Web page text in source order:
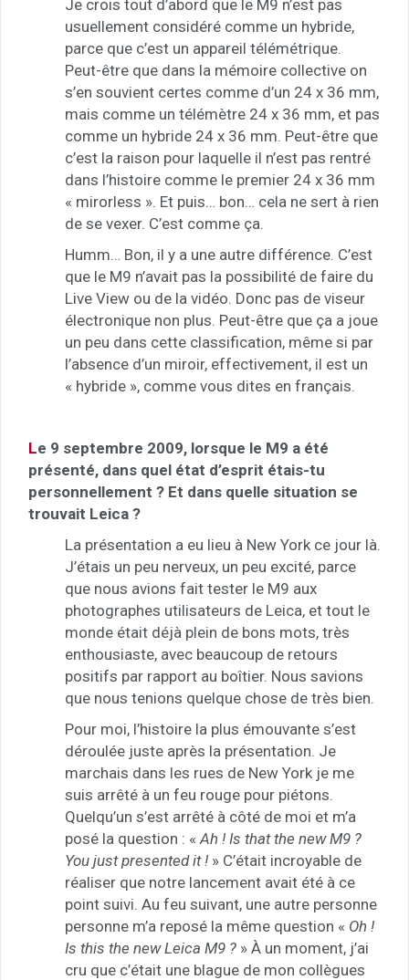
Je crois tout d’abord que le M9 n’est pas
usuellement considéré comme un hybride,
parce que c’est un appareil télémétrique.
Peut-être que dans la mémoire collective on
s’en souvient certes comme d’un 24 x 36 mm,
mais comme un télémètre 24 x 36 mm, et pas
comme un hybride 24 x 36 mm. Peut-être que
c’est la raison pour laquelle il n’est pas rentré
dans l’histoire comme le premier 24 x 36 mm
« mirorless ». Et puis… bon… cela ne sert à rien
de se vexer. C’est comme ça.
Humm… Bon, il y a une autre différence. C’est
que le M9 n’avait pas la possibilité de faire du
Live View ou de la vidéo. Donc pas de viseur
électronique non plus. Peut-être que ça a joue
un peu dans cette classification, même si par
l’absence d’un miroir, effectivement, il est un
« hybride », comme vous dites en français.
Le 9 septembre 2009, lorsque le M9 a été
présenté, dans quel état d’esprit étais-tu
personnellement ? Et dans quelle situation se
trouvait Leica ?
La présentation a eu lieu à New York ce jour là.
J’étais un peu nerveux, un peu excité, parce
que nous avions fait tester le M9 aux
photographes utilisateurs de Leica, et tout le
monde était déjà plein de bons mots, très
enthousiaste, avec beaucoup de retours
positifs par rapport au boîtier. Nous savions
que nous tenions quelque chose de très bien.
Pour moi, l’histoire la plus émouvante s’est
déroulée juste après la présentation. Je
marchais dans les rues de New York je me
suis arrêté à un feu rouge pour piétons.
Quelqu’un s’est arrêté à côté de moi et m’a
posé la question : « Ah ! Is that the new M9 ?
You just presented it ! » C’était incroyable de
réaliser que notre lancement avait été à ce
point suivi. Au feu suivant, une autre personne
personne m’a reposé la même question « Oh !
Is this the new Leica M9 ? » À un moment, j’ai
cru que c’était une blague de mon collègues